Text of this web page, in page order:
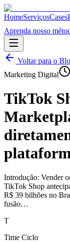
HomeServiçosCases
Aprenda nosso
Voltar para o
Marketing Digital
TikTok
Introdução: Vender
TikTok Shop
R$ 39 bilhões no
fusão…
T
Time Ciclo